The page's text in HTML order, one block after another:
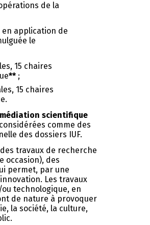
de la
en application de
le
15 chaires
** ;
15 chaires
scientifique
comme des
des dossiers IUF.
travaux de recherche
occasion), des
permet, par une
Les travaux
technologique, en
de nature à provoquer
la société, la culture,